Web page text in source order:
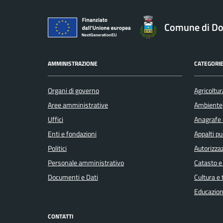
Comune di
AMMINISTRAZIONE
Organi di governo
Aree amministrative
Uffici
Enti e fondazioni
Politici
Personale amministrativo
Documenti e Dati
Ambiente
Appalti
Catasto
Cultura e
CONTATTI